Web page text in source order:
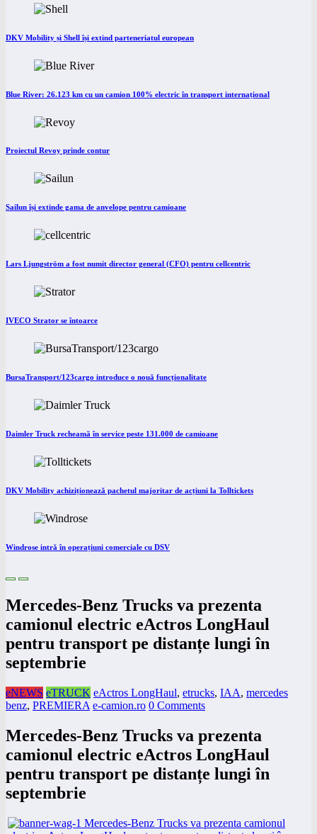
DKV Mobility și Shell își extind parteneriatul european
Blue River: 26.123 km cu un camion 100% electric în transport internațional
Proiectul Revoy prinde contur
Sailun își extinde gama de anvelope pentru camioane
Lars Ljungström a fost numit director general (CFO) pentru cellcentric
IVECO Strator se întoarce
BursaTransport/123cargo introduce o nouă funcționalitate
Daimler Truck recheamă în service peste 131.000 de camioane
DKV Mobility achiziționează pachetul majoritar de acțiuni la Tolltickets
Windrose intră în operațiuni comerciale cu DSV
Mercedes-Benz Trucks va prezenta
camionul electric eActros LongHaul
pentru transport pe distanțe lungi în
septembrie
eNEWS eTRUCK eActros LongHaul, etrucks, IAA, mercedes
benz, PREMIERA e-camion.ro 0 Comments
Mercedes-Benz Trucks va prezenta
camionul electric eActros LongHaul
pentru transport pe distanțe lungi în
septembrie